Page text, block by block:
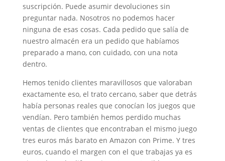
suscripción. Puede asumir devoluciones sin
preguntar nada. Nosotros no podemos hacer
ninguna de esas cosas. Cada pedido que salía de
nuestro almacén era un pedido que habíamos
preparado a mano, con cuidado, con una nota
dentro.
Hemos tenido clientes maravillosos que valoraban
exactamente eso, el trato cercano, saber que detrás
había personas reales que conocían los juegos que
vendían. Pero también hemos perdido muchas
ventas de clientes que encontraban el mismo juego
tres euros más barato en Amazon con Prime. Y tres
euros, cuando el margen con el que trabajas ya es